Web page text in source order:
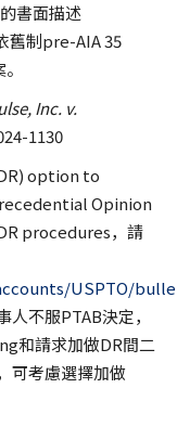
書面描述
舊制pre-AIA 35
Inc. v.
1130
option to
Opinion
procedures，請
USPTO/
不服PTAB決定，
和請求加做DR間二
可考慮選擇加做